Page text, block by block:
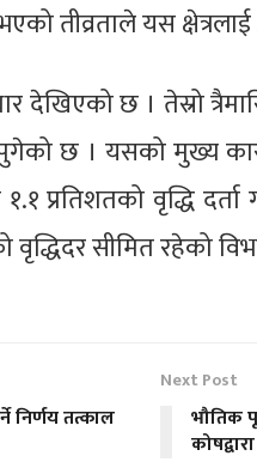
तीव्रताले यस
देखिएको छ । तेस्रो
पुगेको छ । यसको मुख्य
१.१ प्रतिशतको वृद्धि
वृद्धिदर सीमित रहेको
निर्णय तत्काल
Next Post
भौतिक